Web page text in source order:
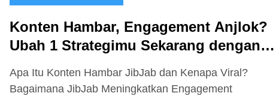
Konten Hambar, Engagement Anjlok?
Ubah 1 Strategimu Sekarang dengan
Kreativitas JibJab!
Apa Itu Konten Hambar JibJab dan Kenapa Viral?
Bagaimana JibJab Meningkatkan Engagement